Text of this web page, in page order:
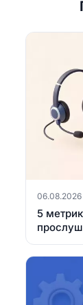
06.08.2026
5